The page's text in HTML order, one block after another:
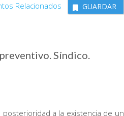
Relacionados GUARDAR
Síndico.
a la existencia de un